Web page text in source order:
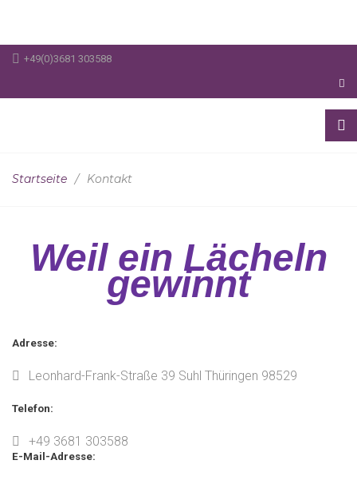
+49(0)3681 303588
Startseite / Kontakt
Weil ein Lächeln
gewinnt
Adresse:
Leonhard-Frank-Straße 39 Suhl Thüringen 98529
Telefon:
+49 3681 303588
E-Mail-Adresse: